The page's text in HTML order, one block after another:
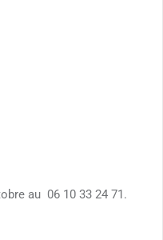
au 06 10 33 24 71.